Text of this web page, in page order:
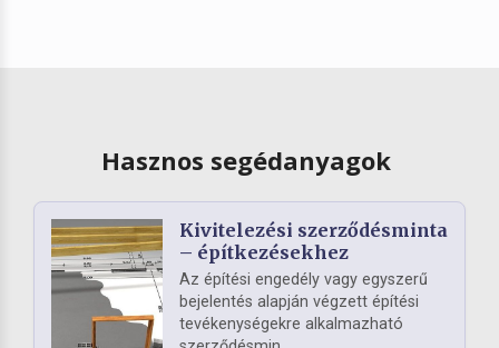
Hasznos segédanyagok
Kivitelezési szerződésminta
– építkezésekhez
Az építési engedély vagy egyszerű
bejelentés alapján végzett építési
tevékenységekre alkalmazható